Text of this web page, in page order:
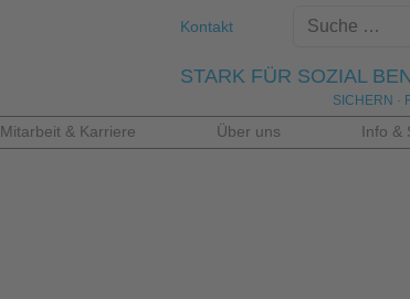
Kontakt
STARK FÜR SOZIAL
SICHERN ·
Mitarbeit & Karriere Über uns Info &